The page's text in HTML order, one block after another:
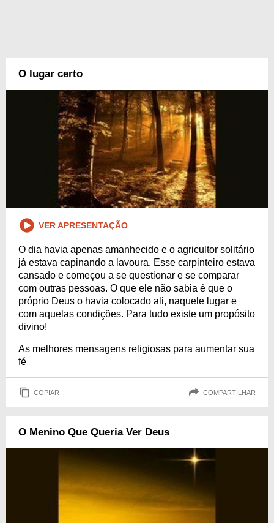
O lugar certo
VER APRESENTAÇÃO
O dia havia apenas amanhecido e o agricultor solitário
já estava capinando a lavoura. Esse carpinteiro estava
cansado e começou a se questionar e se comparar
com outras pessoas. O que ele não sabia é que o
próprio Deus o havia colocado ali, naquele lugar e
com aquelas condições. Para tudo existe um propósito
divino!
As melhores mensagens religiosas para aumentar sua
fé
COPIAR COMPARTILHAR
O Menino Que Queria Ver Deus